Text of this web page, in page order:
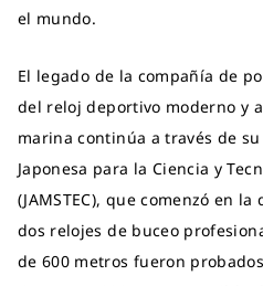
el mundo.
El legado de la compañía de
del reloj deportivo moderno y
marina continúa a través de
Japonesa para la Ciencia y
(JAMSTEC), que comenzó en
dos relojes de buceo
de 600 metros fueron